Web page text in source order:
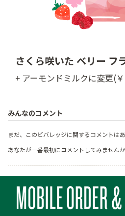
さくら咲いた ベリー フ
+ アーモンドミルクに変更(
みんなのコメント
まだ、このビバレッジに関するコメントはあ
あなたが一番最初にコメントしてみませんか